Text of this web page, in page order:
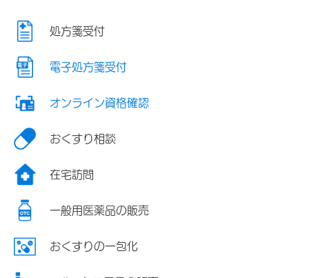
処方箋受付
電子処方箋受付
オンライン資格確認
おくすり相談
在宅訪問
一般用医薬品の販売
おくすりの一包化